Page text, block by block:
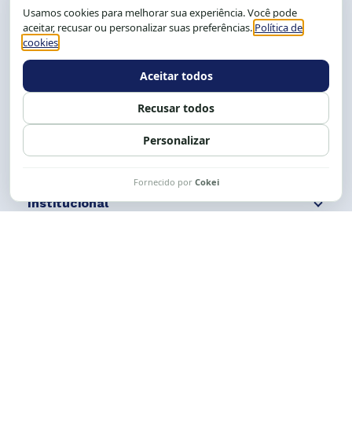
CEP: 40.150-055
Salvador-BA, Brasil.
Tel.: (71) 2104-5457, Cel.: (71) 9 9239-2104 ou 2105
Expediente: 8h às 12h e 13 às 17h.
Siga nossas redes Fale conosco
Institucional